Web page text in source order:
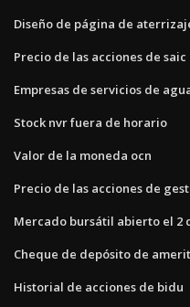
Diseño de página de
Precio de las acciones de saic
Empresas de servicios de
Stock nvr fuera de horario
Valor de la moneda ocn
Precio de las acciones de
Mercado bursátil abierto el 2
Cheque de depósito de
Historial de acciones de bidu